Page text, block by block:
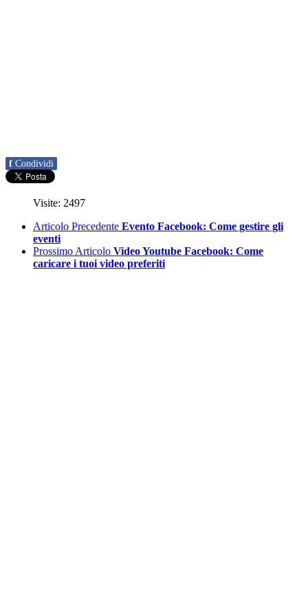
f Condividi
Visite: 2497
Articolo Precedente Evento Facebook: Come gestire gli
eventi
Prossimo Articolo Video Youtube Facebook: Come
caricare i tuoi video preferiti